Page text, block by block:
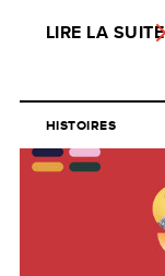
LIRE LA SUITE
HISTOIRES